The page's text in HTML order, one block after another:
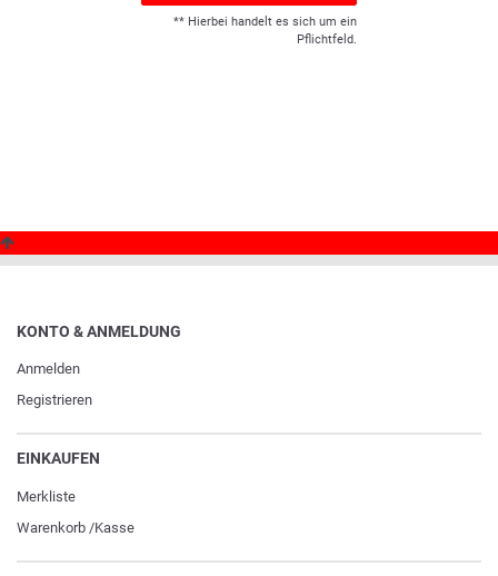
** Hierbei handelt es sich um ein
Pflichtfeld.
KONTO & ANMELDUNG
Anmelden
Registrieren
EINKAUFEN
Merkliste
Warenkorb /Kasse